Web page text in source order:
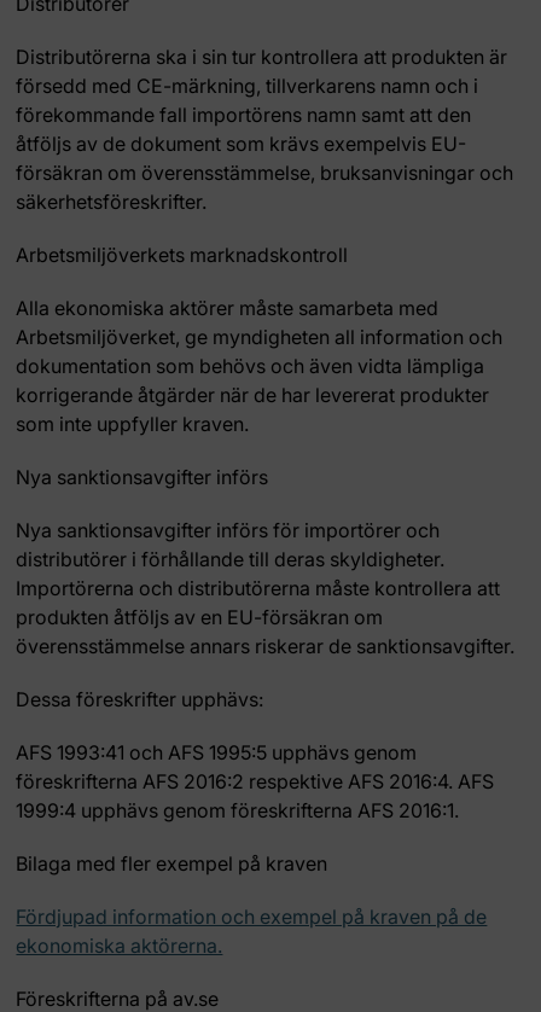
Distributörerna ska i sin tur kontrollera att produkten är
försedd med CE-märkning, tillverkarens namn och i
förekommande fall importörens namn samt att den
åtföljs av de dokument som krävs exempelvis EU-
försäkran om överensstämmelse, bruksanvisningar och
säkerhetsföreskrifter.
Arbetsmiljöverkets marknadskontroll
Alla ekonomiska aktörer måste samarbeta med
Arbetsmiljöverket, ge myndigheten all information och
dokumentation som behövs och även vidta lämpliga
korrigerande åtgärder när de har levererat produkter
som inte uppfyller kraven.
Nya sanktionsavgifter införs
Nya sanktionsavgifter införs för importörer och
distributörer i förhållande till deras skyldigheter.
Importörerna och distributörerna måste kontrollera att
produkten åtföljs av en EU-försäkran om
överensstämmelse annars riskerar de sanktionsavgifter.
Dessa föreskrifter upphävs:
AFS 1993:41 och AFS 1995:5 upphävs genom
föreskrifterna AFS 2016:2 respektive AFS 2016:4. AFS
1999:4 upphävs genom föreskrifterna AFS 2016:1.
Bilaga med fler exempel på kraven
Fördjupad information och exempel på kraven på de
ekonomiska aktörerna.
Föreskrifterna på av.se